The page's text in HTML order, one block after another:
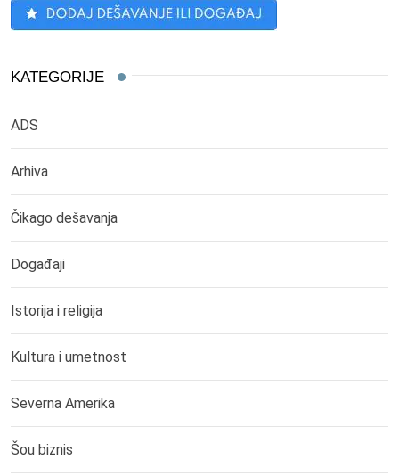
KATEGORIJE
ADS
Arhiva
Čikago dešavanja
Događaji
Istorija i religija
Kultura i umetnost
Severna Amerika
Šou biznis